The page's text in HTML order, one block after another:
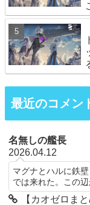
最近のコメン
名無しの艦長
2026.04.12
マグナとハルに鉄
では来れた。この
【カオゼロま